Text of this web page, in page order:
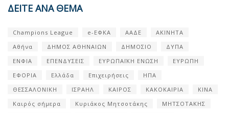
ΔΕΙΤΕ ΑΝΑ ΘΕΜΑ
Champions League e-ΕΦΚΑ ΑΑΔΕ
ΑΚΙΝΗΤΑ
Αθήνα
ΔΗΜΟΣ ΑΘΗΝΑΙΩΝ ΔΗΜΟΣΙΟ
ΔΥΠΑ
ΕΝΦΙΑ
ΕΠΕΝΔΥΣΕΙΣ ΕΥΡΩΠΑΪΚΗ ΕΝΩΣΗ
ΕΥΡΩΠΗ
ΕΦΟΡΙΑ
Ελλάδα Επιχειρήσεις
ΗΠΑ
ΘΕΣΣΑΛΟΝΙΚΗ
ΙΣΡΑΗΛ ΚΑΙΡΟΣ ΚΑΚΟΚΑΙΡΙΑ
ΚΙΝΑ
Καιρός σήμερα
Κυριάκος Μητσοτάκης
ΜΗΤΣΟΤΑΚΗΣ